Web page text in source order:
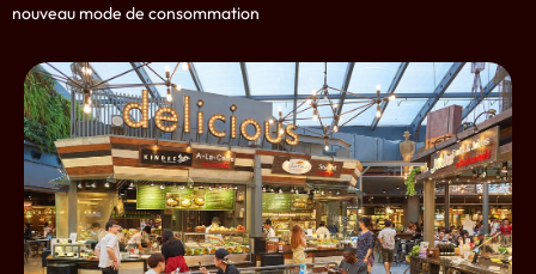
nouveau mode de consommation